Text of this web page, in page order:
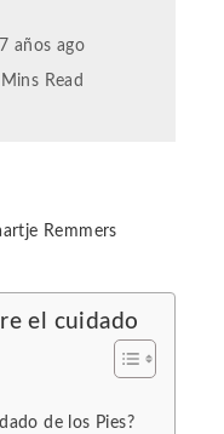
7 años ago
Read
Remmers
el cuidado
de los Pies?